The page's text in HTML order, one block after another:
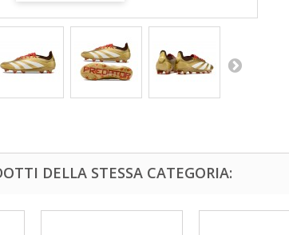
DELLA STESSA CATEGORIA: